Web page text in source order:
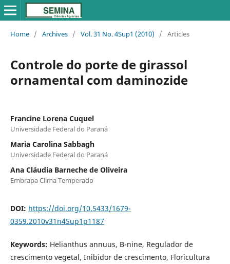
Home / Archives / Vol. 31 No. 4Sup1 (2010) / Articles
Controle do porte de girassol
ornamental com daminozide
Francine Lorena Cuquel
Universidade Federal do Paraná
Maria Carolina Sabbagh
Universidade Federal do Paraná
Ana Cláudia Barneche de Oliveira
Embrapa Clima Temperado
DOI: https://doi.org/10.5433/1679-
0359.2010v31n4Sup1p1187
Keywords: Helianthus annuus, B-nine, Regulador de
crescimento vegetal, Inibidor de crescimento, Floricultura